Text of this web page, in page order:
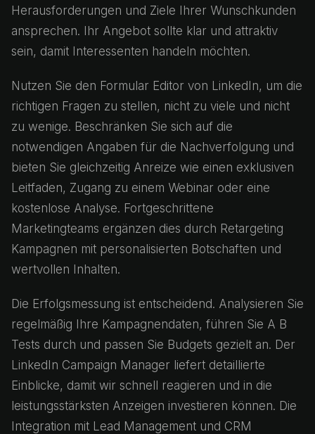
Herausforderungen und Ziele Ihrer Wunschkunden
ansprechen. Ihr Angebot sollte klar und attraktiv
sein, damit Interessenten handeln möchten.
Nutzen Sie den Formular Editor von LinkedIn, um die
richtigen Fragen zu stellen, nicht zu viele und nicht
zu wenige. Beschränken Sie sich auf die
notwendigen Angaben für die Nachverfolgung und
bieten Sie gleichzeitig Anreize wie einen exklusiven
Leitfaden, Zugang zu einem Webinar oder eine
kostenlose Analyse. Fortgeschrittene
Marketingteams ergänzen dies durch Retargeting
Kampagnen mit personalisierten Botschaften und
wertvollen Inhalten.
Die Erfolgsmessung ist entscheidend. Analysieren Sie
regelmäßig Ihre Kampagnendaten, führen Sie A B
Tests durch und passen Sie Budgets gezielt an. Der
LinkedIn Campaign Manager liefert detaillierte
Einblicke, damit wir schnell reagieren und in die
leistungsstärksten Anzeigen investieren können. Die
Integration mit Lead Management und CRM